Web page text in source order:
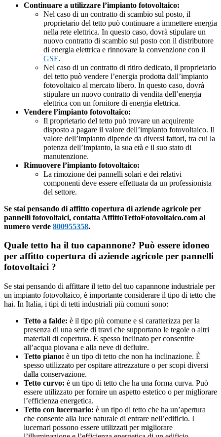
Continuare a utilizzare l’impianto fotovoltaico:
Nel caso di un contratto di scambio sul posto, il
proprietario del tetto può continuare a immettere energia
nella rete elettrica. In questo caso, dovrà stipulare un
nuovo contratto di scambio sul posto con il distributore
di energia elettrica e rinnovare la convenzione con il
GSE.
Nel caso di un contratto di ritiro dedicato, il proprietario
del tetto può vendere l’energia prodotta dall’impianto
fotovoltaico al mercato libero. In questo caso, dovrà
stipulare un nuovo contratto di vendita dell’energia
elettrica con un fornitore di energia elettrica.
Vendere l’impianto fotovoltaico:
Il proprietario del tetto può trovare un acquirente
disposto a pagare il valore dell’impianto fotovoltaico. Il
valore dell’impianto dipende da diversi fattori, tra cui la
potenza dell’impianto, la sua età e il suo stato di
manutenzione.
Rimuovere l’impianto fotovoltaico:
La rimozione dei pannelli solari e dei relativi
componenti deve essere effettuata da un professionista
del settore.
Se stai pensando di affitto copertura di aziende agricole per
pannelli fotovoltaici, contatta AffittoTettoFotovoltaico.com al
numero verde 800955358.
Quale tetto ha il tuo capannone? Può essere idoneo
per affitto copertura di aziende agricole per pannelli
fotovoltaici ?
Se stai pensando di affittare il tetto del tuo capannone industriale per
un impianto fotovoltaico, è importante considerare il tipo di tetto che
hai. In Italia, i tipi di tetti industriali più comuni sono:
Tetto a falde: è il tipo più comune e si caratterizza per la
presenza di una serie di travi che supportano le tegole o altri
materiali di copertura. È spesso inclinato per consentire
all’acqua piovana e alla neve di defluire.
Tetto piano: è un tipo di tetto che non ha inclinazione. È
spesso utilizzato per ospitare attrezzature o per scopi diversi
dalla conservazione.
Tetto curvo: è un tipo di tetto che ha una forma curva. Può
essere utilizzato per fornire un aspetto estetico o per migliorare
l’efficienza energetica.
Tetto con lucernario: è un tipo di tetto che ha un’apertura
che consente alla luce naturale di entrare nell’edificio. I
lucernari possono essere utilizzati per migliorare